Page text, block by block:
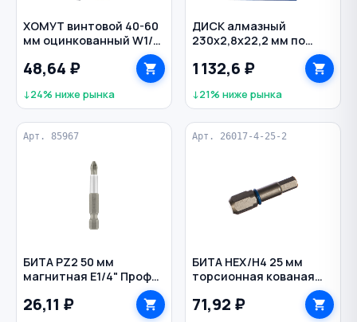
ХОМУТ винтовой 40-60
мм оцинкованный W1/9
48,64 ₽
↓24% ниже рынка
ДИСК алмазный
230х2,8х22,2 мм по
бетону сплошной турбо
TRIO-DIAMOND
1 132,6 ₽
↓21% ниже рынка
Арт. 85967
БИТА PZ2 50 мм
магнитная E1/4" Профи
26,11 ₽
Арт. 26017-4-25-2
БИТА HEX/H4 25 мм
торсионная кованая
магнитная С1/4" ЗУБР
71,92 ₽